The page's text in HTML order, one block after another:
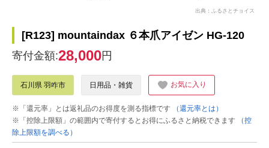
出典：ふるさとチョイス
[R123] mountaindax ６本爪アイゼン HG-120
寄付金額:28,000円
石川県 羽咋市 日用品・雑貨 お気に入り
※「還元率」とは返礼品のお得度を測る指標です
（還元率とは）
※「控除上限額」の範囲内で寄付するとお得にふるさと納税できます
（控
除上限額を調べる）